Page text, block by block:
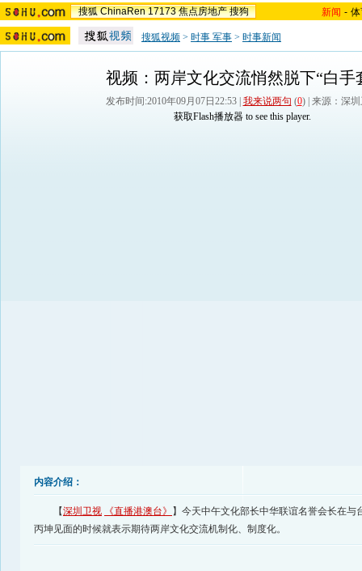
搜狐 ChinaRen 17173 焦点房地产 搜狗 新闻 -
搜狐视频 > 时事 军事 > 时事新闻
视频：两岸文化交流悄然脱下“白手
发布时间:2010年09月07日22:53 | 我来说两句 (0) | 来源：深
获取Flash播放器 to see this player.
内容介绍：
【深圳卫视 《直播港澳台》 】今天中午文化部长中华联谊名誉会长在与
丙坤见面的时候就表示期待两岸文化交流机制化、制度化。